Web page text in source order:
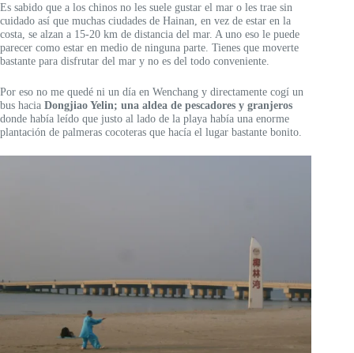
Es sabido que a los chinos no les suele gustar el mar o les trae sin
cuidado así que muchas ciudades de Hainan, en vez de estar en la
costa, se alzan a 15-20 km de distancia del mar. A uno eso le puede
parecer como estar en medio de ninguna parte. Tienes que moverte
bastante para disfrutar del mar y no es del todo conveniente.
Por eso no me quedé ni un día en Wenchang y directamente cogí un
bus hacia Dongjiao Yelin; una aldea de pescadores y granjeros
donde había leído que justo al lado de la playa había una enorme
plantación de palmeras cocoteras que hacía el lugar bastante bonito.